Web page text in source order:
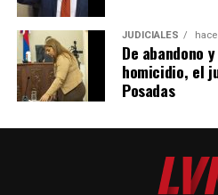
JUDICIALES
De abandono
homicidio, el
Posadas